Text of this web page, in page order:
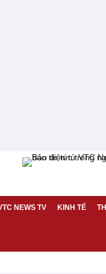
NEWS TV KINH TẾ